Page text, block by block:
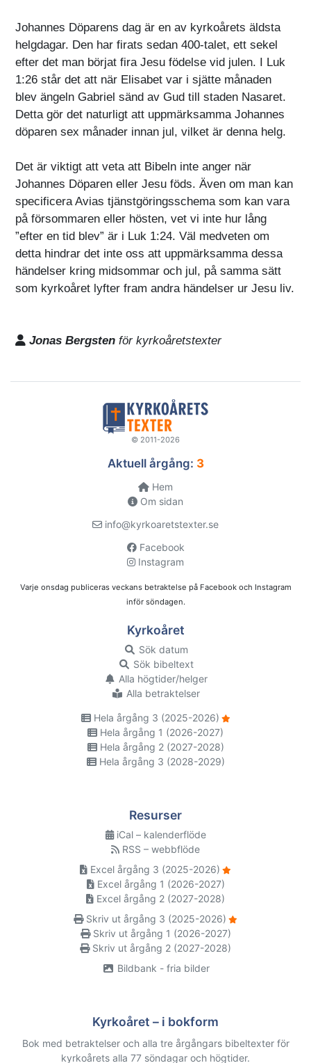
Johannes Döparens dag är en av kyrkoårets äldsta
helgdagar. Den har firats sedan 400-talet, ett sekel
efter det man börjat fira Jesu födelse vid julen. I Luk
1:26 står det att när Elisabet var i sjätte månaden
blev ängeln Gabriel sänd av Gud till staden Nasaret.
Detta gör det naturligt att uppmärksamma Johannes
döparen sex månader innan jul, vilket är denna helg.
Det är viktigt att veta att Bibeln inte anger när
Johannes Döparen eller Jesu föds. Även om man kan
specificera Avias tjänstgöringsschema som kan vara
på försommaren eller hösten, vet vi inte hur lång
”efter en tid blev” är i Luk 1:24. Väl medveten om
detta hindrar det inte oss att uppmärksamma dessa
händelser kring midsommar och jul, på samma sätt
som kyrkoåret lyfter fram andra händelser ur Jesu liv.
Jonas Bergsten för kyrkoåretstexter
© 2011-2026
Aktuell årgång: 3
Hem
Om sidan
info@kyrkoaretstexter.se
Facebook
Instagram
Varje onsdag publiceras veckans betraktelse på Facebook och Instagram
inför söndagen.
Kyrkoåret
Sök datum
Sök bibeltext
Alla högtider/helger
Alla betraktelser
Hela årgång 3 (2025-2026)
Hela årgång 1 (2026-2027)
Hela årgång 2 (2027-2028)
Hela årgång 3 (2028-2029)
Resurser
iCal – kalenderflöde
RSS – webbflöde
Excel årgång 3 (2025-2026)
Excel årgång 1 (2026-2027)
Excel årgång 2 (2027-2028)
Skriv ut årgång 3 (2025-2026)
Skriv ut årgång 1 (2026-2027)
Skriv ut årgång 2 (2027-2028)
Bildbank - fria bilder
Kyrkoåret – i bokform
Bok med betraktelser och alla tre årgångars bibeltexter för
kyrkoårets alla 77 söndagar och högtider.